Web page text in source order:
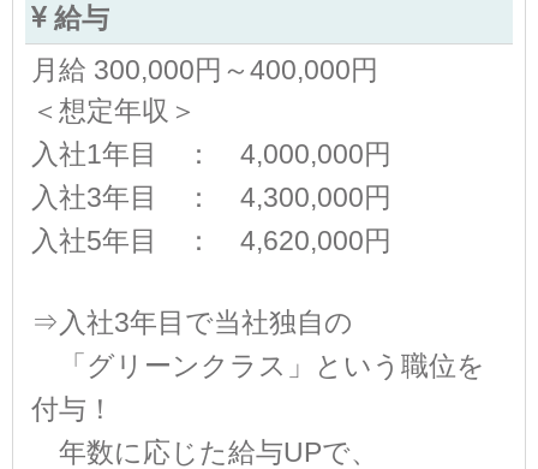
給与
月給 300,000円～400,000円
＜想定年収＞
入社1年目 ： 4,000,000円
入社3年目 ： 4,300,000円
入社5年目 ： 4,620,000円
⇒入社3年目で当社独自の
「グリーンクラス」という職位を
付与！
年数に応じた給与UPで、